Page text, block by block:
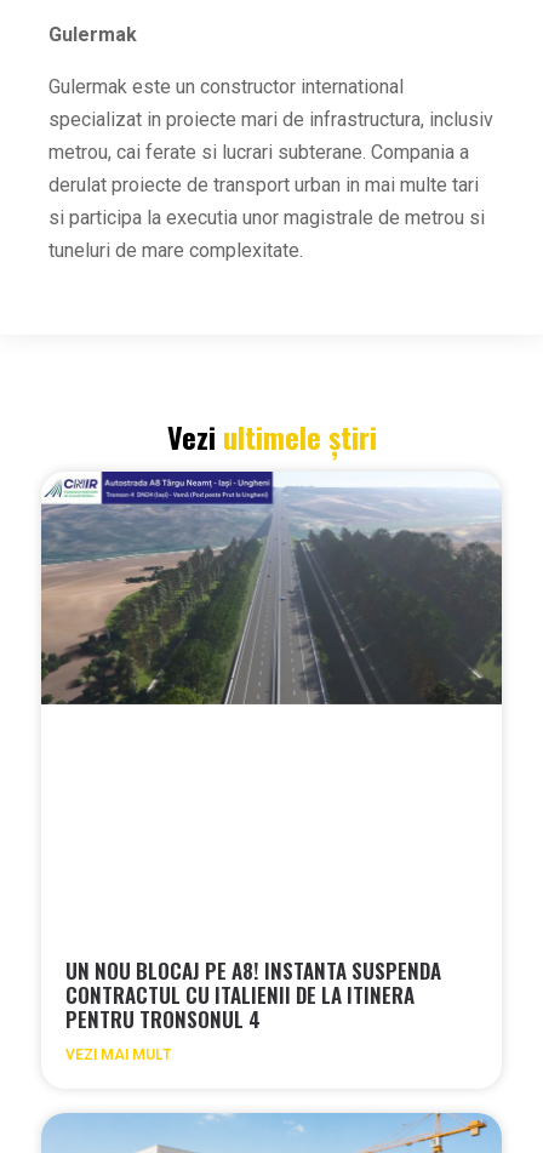
Gulermak
Gulermak este un constructor international
specializat in proiecte mari de infrastructura, inclusiv
metrou, cai ferate si lucrari subterane. Compania a
derulat proiecte de transport urban in mai multe tari
si participa la executia unor magistrale de metrou si
tuneluri de mare complexitate.
Vezi ultimele știri
UN NOU BLOCAJ PE A8! INSTANTA SUSPENDA
CONTRACTUL CU ITALIENII DE LA ITINERA
PENTRU TRONSONUL 4
VEZI MAI MULT